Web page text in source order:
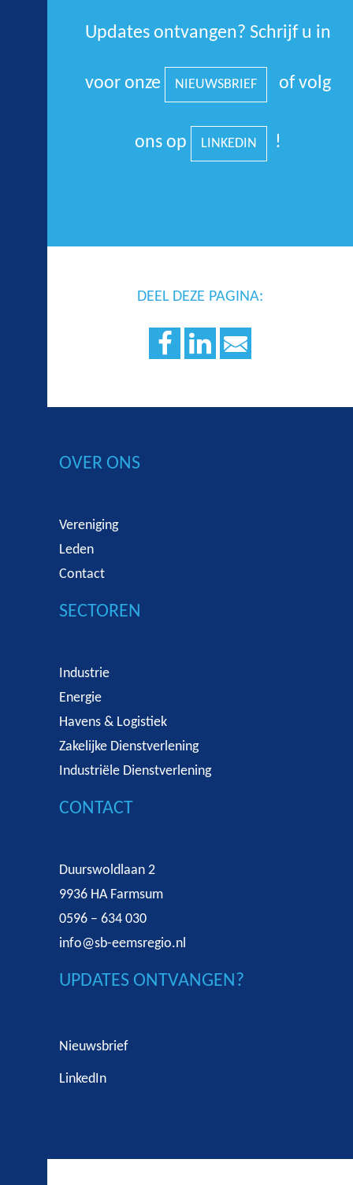
Updates ontvangen? Schrijf u in
voor onze NIEUWSBRIEF of volg
ons op LINKEDIN !
DEEL DEZE PAGINA:
OVER ONS
Vereniging
Leden
Contact
SECTOREN
Industrie
Energie
Havens & Logistiek
Zakelijke Dienstverlening
Industriële Dienstverlening
CONTACT
Duurswoldlaan 2
9936 HA Farmsum
0596 – 634 030
info@sb-eemsregio.nl
UPDATES ONTVANGEN?
Nieuwsbrief
LinkedIn